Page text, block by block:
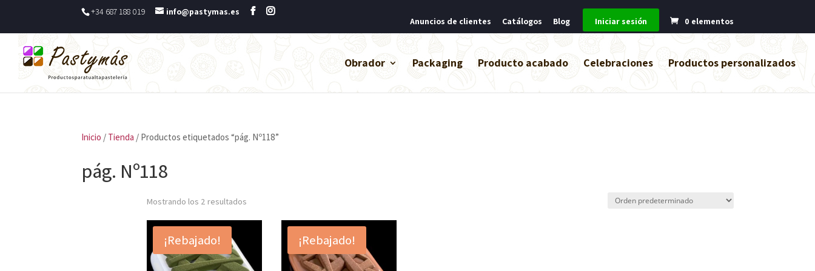
+34 687 188 019
info@pastymas.es
Anuncios de clientes
Catálogos Blog Iniciar sesión 0 elementos
Obrador Packaging Producto acabado Celebraciones Productos personalizados
Inicio / Tienda / Productos etiquetados “pág. Nº118”
pág. Nº118
Mostrando los 2 resultados
¡Rebajado! ¡Rebajado!